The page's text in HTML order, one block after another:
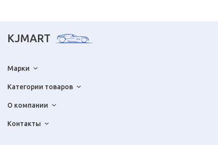
KJMART
Марки
Категории товаров
О компании
Контакты